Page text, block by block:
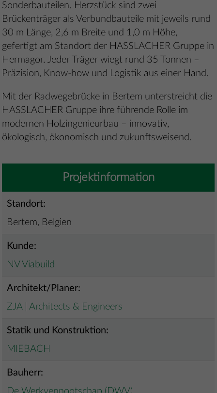
Sonderbauteilen. Herzstück sind zwei
Brückenträger als Verbundbauteile mit jeweils rund
30 m Länge, 2,6 m Breite und 1,0 m Höhe,
gefertigt am Standort der HASSLACHER Gruppe in
Hermagor. Jeder Träger wiegt rund 35 Tonnen –
Präzision, Know-how und Logistik aus einer Hand.
Mit der Radwegebrücke in Bertem unterstreicht die
HASSLACHER Gruppe ihre führende Rolle im
modernen Holzingenieurbau – innovativ,
ökologisch, ökonomisch und zukunftsweisend.
Projektinformation
Standort:
Bertem, Belgien
Kunde:
NV Viabuild
Architekt/Planer:
ZJA | Architects & Engineers
Statik und Konstruktion:
MIEBACH
Bauherr: